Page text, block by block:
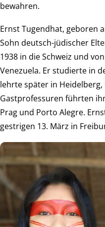
bewahren.
Ernst Tugendhat, geboren
Sohn deutsch-jüdischer
1938 in die Schweiz und
Venezuela. Er studierte in
lehrte später in
Gastprofessuren führten
Prag und Porto Alegre.
gestrigen 13. März in